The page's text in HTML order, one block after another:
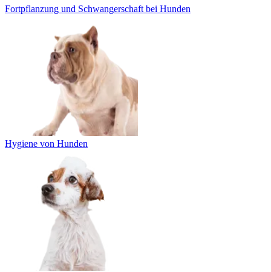
Fortpflanzung und Schwangerschaft bei Hunden
Hygiene von Hunden